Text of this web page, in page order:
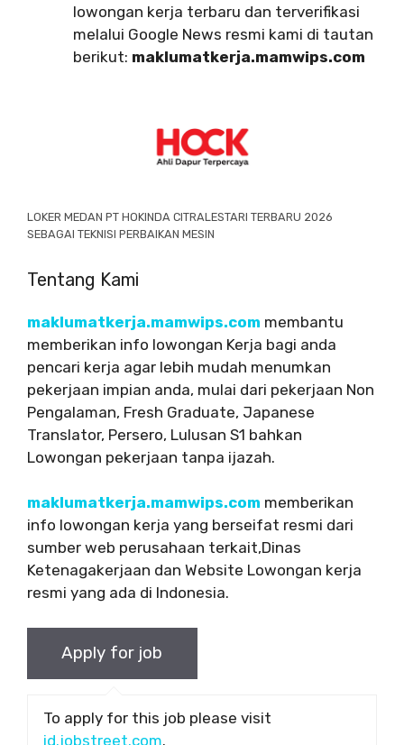
lowongan kerja terbaru dan terverifikasi
melalui Google News resmi kami di tautan
berikut: maklumatkerja.mamwips.com
LOKER MEDAN PT HOKINDA CITRALESTARI TERBARU 2026
SEBAGAI TEKNISI PERBAIKAN MESIN
Tentang Kami
maklumatkerja.mamwips.com membantu
memberikan info lowongan Kerja bagi anda
pencari kerja agar lebih mudah menumkan
pekerjaan impian anda, mulai dari pekerjaan Non
Pengalaman, Fresh Graduate, Japanese
Translator, Persero, Lulusan S1 bahkan
Lowongan pekerjaan tanpa ijazah.
maklumatkerja.mamwips.com memberikan
info lowongan kerja yang berseifat resmi dari
sumber web perusahaan terkait,Dinas
Ketenagakerjaan dan Website Lowongan kerja
resmi yang ada di Indonesia.
To apply for this job please visit
id.jobstreet.com.